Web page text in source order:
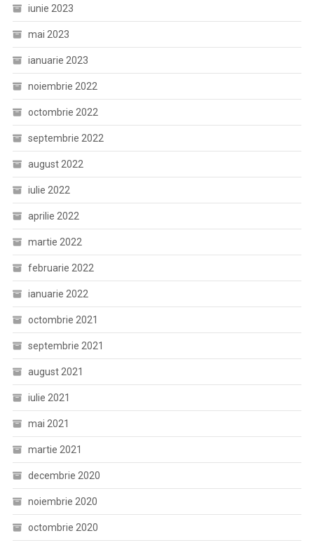
iunie 2023
mai 2023
ianuarie 2023
noiembrie 2022
octombrie 2022
septembrie 2022
august 2022
iulie 2022
aprilie 2022
martie 2022
februarie 2022
ianuarie 2022
octombrie 2021
septembrie 2021
august 2021
iulie 2021
mai 2021
martie 2021
decembrie 2020
noiembrie 2020
octombrie 2020